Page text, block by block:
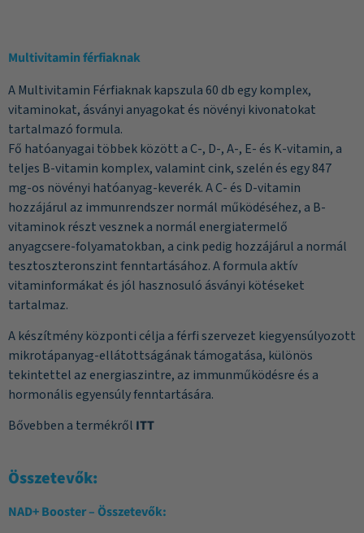
Multivitamin férfiaknak
A Multivitamin Férfiaknak kapszula 60 db egy komplex,
vitaminokat, ásványi anyagokat és növényi kivonatokat
tartalmazó formula.
Fő hatóanyagai többek között a C-, D-, A-, E- és K-vitamin, a
teljes B-vitamin komplex, valamint cink, szelén és egy 847
mg-os növényi hatóanyag-keverék. A C- és D-vitamin
hozzájárul az immunrendszer normál működéséhez, a B-
vitaminok részt vesznek a normál energiatermelő
anyagcsere-folyamatokban, a cink pedig hozzájárul a normál
tesztoszteronszint fenntartásához. A formula aktív
vitaminformákat és jól hasznosuló ásványi kötéseket
tartalmaz.
A készítmény központi célja a férfi szervezet kiegyensúlyozott
mikrotápanyag-ellátottságának támogatása, különös
tekintettel az energiaszintre, az immunműködésre és a
hormonális egyensúly fenntartására.
Bővebben a termékről ITT
Összetevők:
NAD+ Booster– Összetevők: